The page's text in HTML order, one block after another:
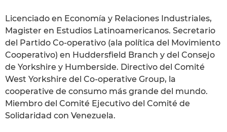
Licenciado en Economía y Relaciones Industriales,
Magister en Estudios Latinoamericanos. Secretario
del Partido Co-operativo (ala política del Movimiento
Cooperativo) en Huddersfield Branch y del Consejo
de Yorkshire y Humberside. Directivo del Comité
West Yorkshire del Co-operative Group, la
cooperative de consumo más grande del mundo.
Miembro del Comité Ejecutivo del Comité de
Solidaridad con Venezuela.